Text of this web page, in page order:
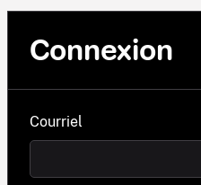
Connexion
Courriel